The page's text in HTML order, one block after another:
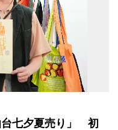
台七夕夏売り」 初